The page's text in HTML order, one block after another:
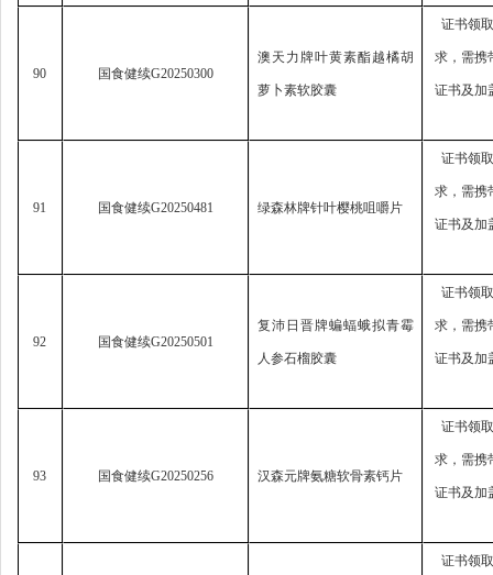
90 国食健续G20250300
澳天力牌叶黄素酯越橘胡
萝卜素软胶囊
证书领
求， 需携
证书及加
91 国食健续G20250481 绿森林牌针叶樱桃咀嚼片
证书领
求， 需携
证书及加
92 国食健续G20250501
复沛日晋牌蝙蝠蛾拟青霉
人参石榴胶囊
证书领
求， 需携
证书及加
93 国食健续G20250256 汉森元牌氨糖软骨素钙片
证书领
求， 需携
证书及加
证书领